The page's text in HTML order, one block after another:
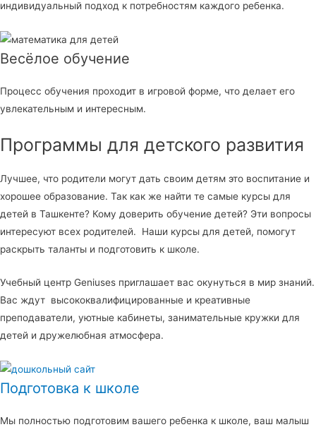
индивидуальный подход к потребностям каждого ребенка.
Весёлое обучение
Процесс обучения проходит в игровой форме, что делает его
увлекательным и интересным.
Программы для детского развития
Лучшее, что родители могут дать своим детям это воспитание и
хорошее образование. Так как же найти те самые курсы для
детей в Ташкенте? Кому доверить обучение детей? Эти вопросы
интересуют всех родителей. Наши курсы для детей, помогут
раскрыть таланты и подготовить к школе.
Учебный центр Geniuses приглашает вас окунуться в мир знаний.
Вас ждут высококвалифицированные и креативные
преподаватели, уютные кабинеты, занимательные кружки для
детей и дружелюбная атмосфера.
Подготовка к школе
Мы полностью подготовим вашего ребенка к школе, ваш малыш